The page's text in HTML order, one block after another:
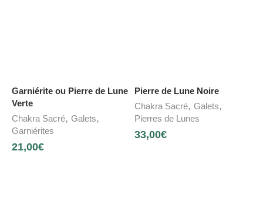
Garniérite ou Pierre de Lune
Verte
Chakra Sacré, Galets,
Garniérites
21,00€
Pierre de Lune Noire
Chakra Sacré, Galets,
Pierres de Lunes
33,00€